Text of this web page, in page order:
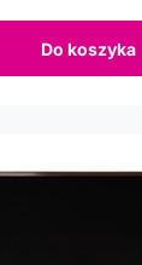
Do koszyka